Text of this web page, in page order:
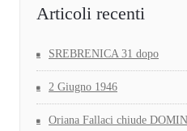
Articoli recenti
SREBRENICA 31 dopo
2 Giugno 1946
Oriana Fallaci chiude